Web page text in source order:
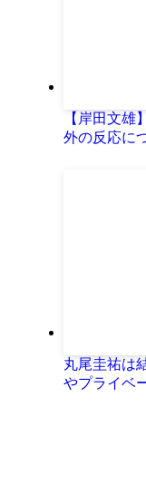
【岸田文雄
外の反応に
丸尾圭祐は
やプライベ